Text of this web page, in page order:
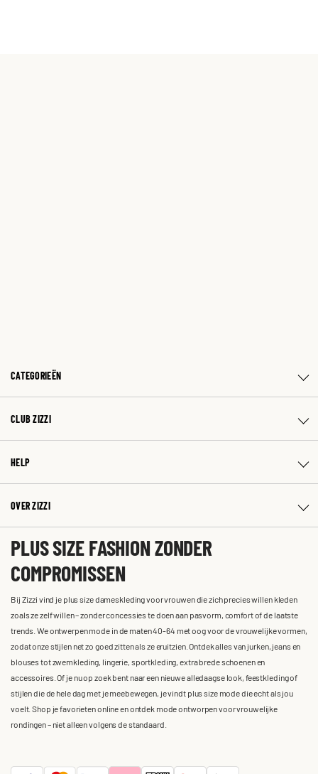
CATEGORIEËN
CLUB ZIZZI
HELP
OVER ZIZZI
PLUS SIZE FASHION ZONDER
COMPROMISSEN
Bij Zizzi vind je plus size dameskleding voor vrouwen die zich precies willen kleden
zoals ze zelf willen – zonder concessies te doen aan pasvorm, comfort of de laatste
trends. We ontwerpen mode in de maten 40-64 met oog voor de vrouwelijke vormen,
zodat onze stijlen net zo goed zitten als ze eruitzien. Ontdek alles van jurken, jeans en
blouses tot zwemkleding, lingerie, sportkleding, extra brede schoenen en
accessoires. Of je nu op zoek bent naar een nieuwe alledaagse look, feestkleding of
stijlen die de hele dag met je meebewegen, je vindt plus size mode die echt als jou
voelt. Shop je favorieten online en ontdek mode ontworpen voor vrouwelijke
rondingen – niet alleen volgens de standaard.